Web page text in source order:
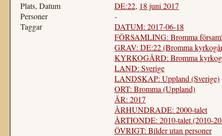
Plats, Datum DE:22, 18 juni 2017
Personer
-
Taggar
DATUM: 2017-06-18
FÖRSAMLING: Bromma
GRAV: DE:22 (Bromma
KYRKOGÅRD: Bromma
LAND: Sverige
LANDSKAP: Uppland (Sverige)
ORT: Bromma (Uppland)
ÅR: 2017
ÅRHUNDRADE: 2000-talet
ÅRTIONDE: 2010-talet (2010-
ÖVRIGT: Bilder utan personer